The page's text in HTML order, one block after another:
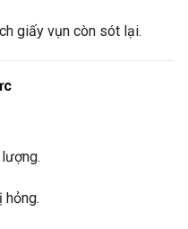
giấy vụn còn sót lại.
hỏng.